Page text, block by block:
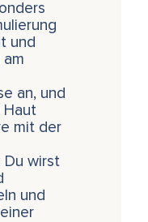
und
am
an, und
Haut
mit der
Du wirst
und